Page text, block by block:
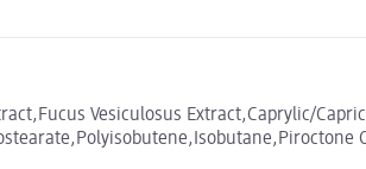
Vesiculosus Extract,Caprylic/Capric